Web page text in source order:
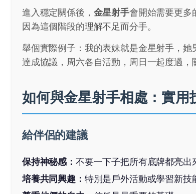
進入穩定關係後， 金星射手會開始需要更多
因為這個階段的理解不足而分手。
舉個實際例子：我的表妹就是金星射手，
達成協議，周六各自活動，周日一起度過，
如何與金星射手相處：實用
給伴侶的建議
保持神秘感： 不要一下子把所有底牌都亮出
培養共同興趣： 特別是戶外活動或學習新技